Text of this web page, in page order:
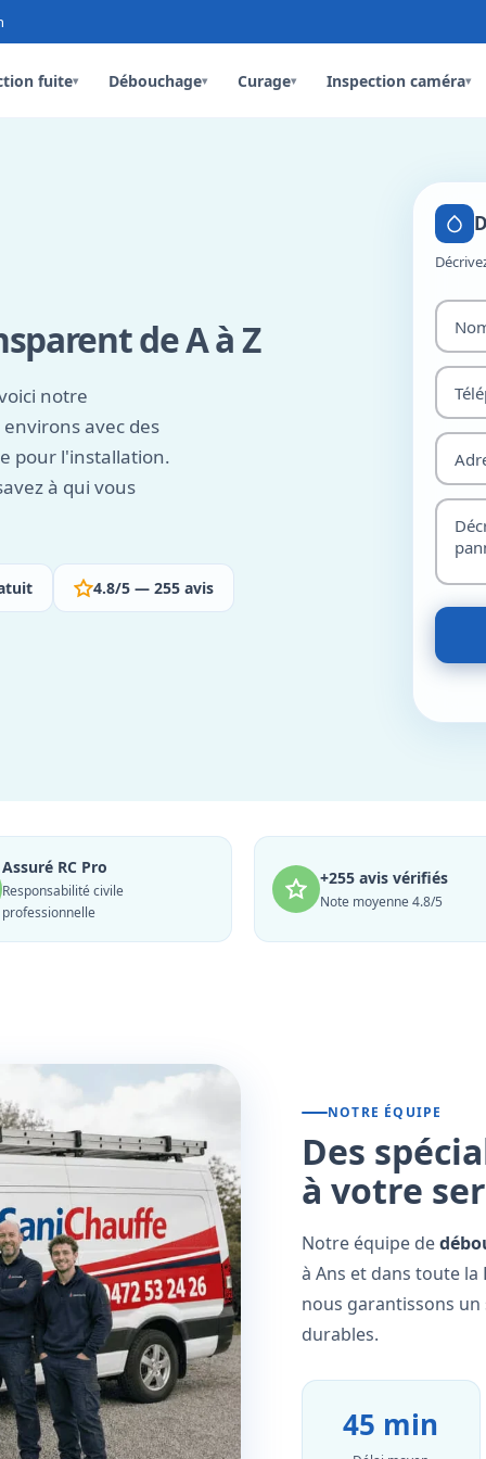
fuite▾ Débouchage▾ Curage▾ Inspection caméra▾
de A à Z
notre
avec des
pour l'installation.
à qui vous
4.8/5 — 255 avis
Assuré RC Pro
Responsabilité civile
professionnelle
+255 avis vérifiés
Note moyenne 4.8/5
NOTRE ÉQUIPE
Des
à votre
Notre équipe de
à Ans et dans toute
nous garantissons
durables.
45 min